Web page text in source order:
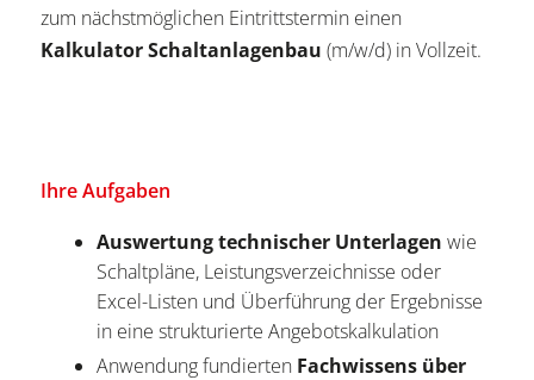
zum nächstmöglichen Eintrittstermin einen
Kalkulator Schaltanlagenbau (m/w/d) in Vollzeit.
Ihre Aufgaben
Auswertung technischer Unterlagen wie
Schaltpläne, Leistungsverzeichnisse oder
Excel-Listen und Überführung der Ergebnisse
in eine strukturierte Angebotskalkulation
Anwendung fundierten Fachwissens über